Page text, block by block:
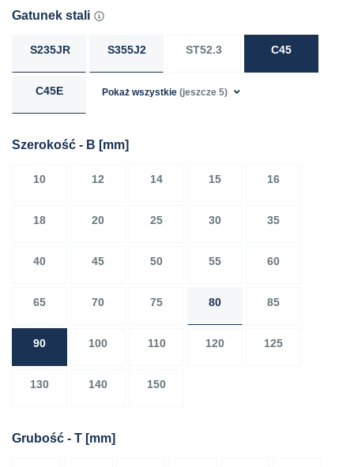
Gatunek stali
S235JR S355J2 ST52.3 C45
C45E Pokaż wszystkie (jeszcze 5)
Szerokość - B [mm]
10 12 14 15 16
18 20 25 30 35
40 45 50 55 60
65 70 75 80 85
90 100 110 120 125
130 140 150
Grubość - T [mm]